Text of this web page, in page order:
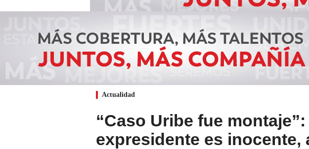
Actualidad
“Caso Uribe fue
expresidente es inocente,